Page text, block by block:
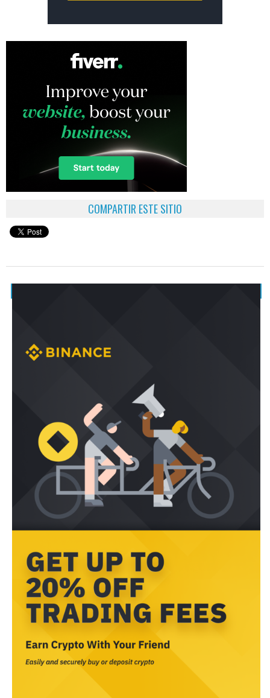
COMPARTIR ESTE SITIO